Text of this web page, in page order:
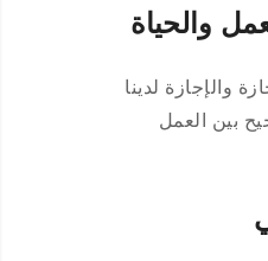
والحياة
والإجازة لدينا
بين العمل